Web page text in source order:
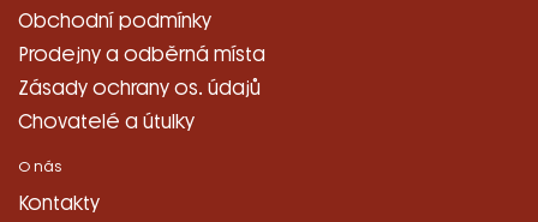
Obchodní podmínky
Prodejny a odběrná místa
Zásady ochrany os. údajů
Chovatelé a útulky
O nás
Kontakty